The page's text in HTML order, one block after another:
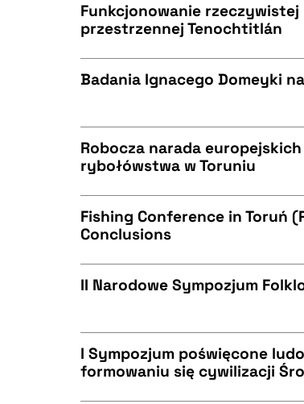
BIBTEX
Funkcjonowanie
przestrzennej Tenochtitlán
BIBTEX
Badania Ignacego Domeyki
BIBTEX
Robocza narada
rybołówstwa w Toruniu
BIBTEX
Fishing Conference in Toruń
Conclusions
II Narodowe Sympozjum
I Sympozjum poświęcone
formowaniu się cywilizacji